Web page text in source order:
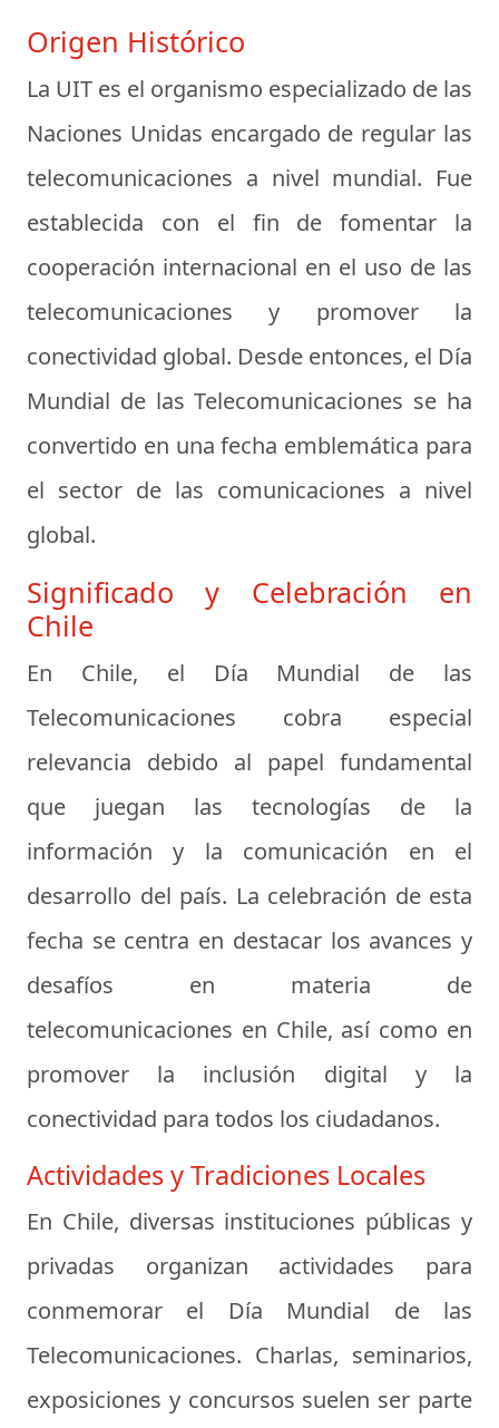
Origen Histórico
La UIT es el organismo especializado de las
Naciones Unidas encargado de regular las
telecomunicaciones a nivel mundial. Fue
establecida con el fin de fomentar la
cooperación internacional en el uso de las
telecomunicaciones y promover la
conectividad global. Desde entonces, el Día
Mundial de las Telecomunicaciones se ha
convertido en una fecha emblemática para
el sector de las comunicaciones a nivel
global.
Significado y Celebración en
Chile
En Chile, el Día Mundial de las
Telecomunicaciones cobra especial
relevancia debido al papel fundamental
que juegan las tecnologías de la
información y la comunicación en el
desarrollo del país. La celebración de esta
fecha se centra en destacar los avances y
desafíos en materia de
telecomunicaciones en Chile, así como en
promover la inclusión digital y la
conectividad para todos los ciudadanos.
Actividades y Tradiciones Locales
En Chile, diversas instituciones públicas y
privadas organizan actividades para
conmemorar el Día Mundial de las
Telecomunicaciones. Charlas, seminarios,
exposiciones y concursos suelen ser parte